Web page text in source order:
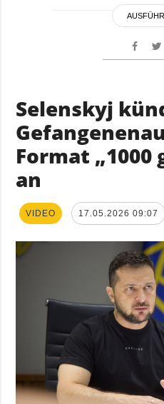
Selenskyj
Format „1000
an
VIDEO 17.05.2026 09:07